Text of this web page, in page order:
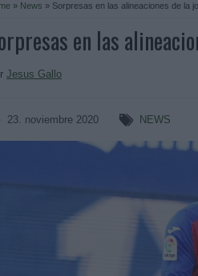
» News » Sorpresas en las alineaciones de la
en las
Jesus Gallo
23. noviembre 2020 NEWS